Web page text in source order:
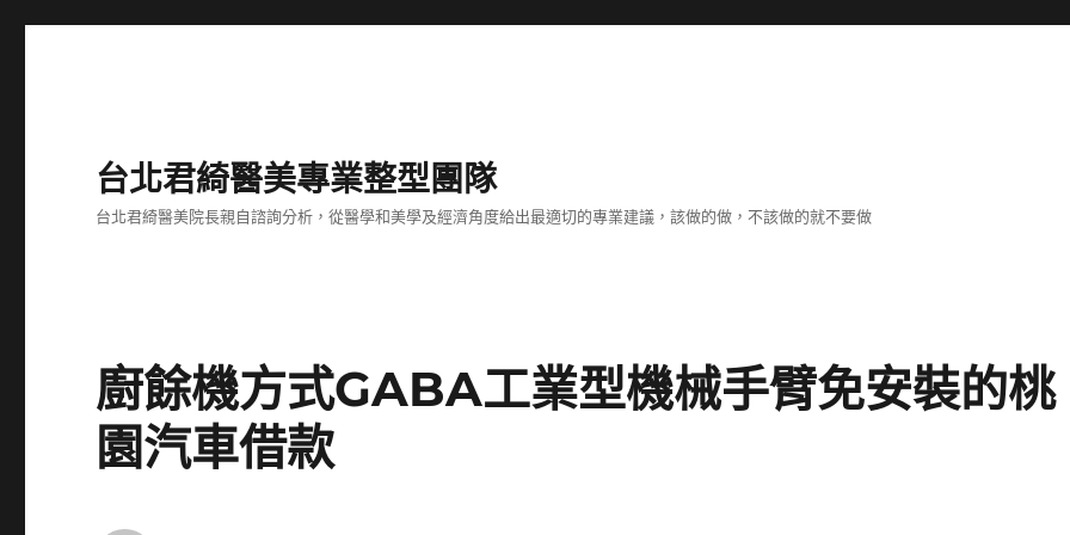
台北君綺醫美專業整型團隊
台北君綺醫美院長親自諮詢分析，從醫學和美學及經濟角度給出最適切的專業建議，該做的做，不該做的就不要做
廚餘機方式GABA工業型機械手臂免安裝的桃
園汽車借款